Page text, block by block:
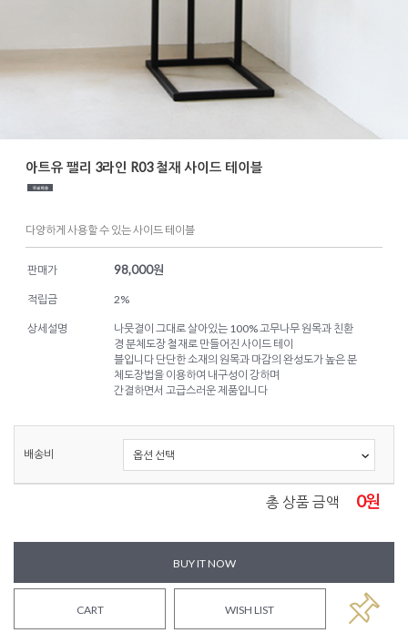
아트유 팰리 3라인 R03 철재 사이드 테이블
다양하게 사용할 수 있는 사이드 테이블
판매가 98,000원
적립금 2%
상세설명
나뭇결이 그대로 살아있는 100% 고무나무 원목과 친환
경 분체도장 철재로 만들어진 사이드 테이
블입니다 단단한 소재의 원목과 마감의 완성도가 높은 분
체도장법을 이용하여 내구성이 강하며
간결하면서 고급스러운 제품입니다
배송비
총 상품 금액 0원
BUY IT NOW
CART WISH LIST